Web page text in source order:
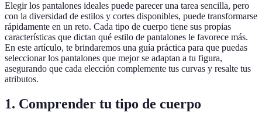
Elegir los pantalones ideales puede parecer una tarea sencilla, pero
con la diversidad de estilos y cortes disponibles, puede transformarse
rápidamente en un reto. Cada tipo de cuerpo tiene sus propias
características que dictan qué estilo de pantalones le favorece más.
En este artículo, te brindaremos una guía práctica para que puedas
seleccionar los pantalones que mejor se adaptan a tu figura,
asegurando que cada elección complemente tus curvas y resalte tus
atributos.
1. Comprender tu tipo de cuerpo